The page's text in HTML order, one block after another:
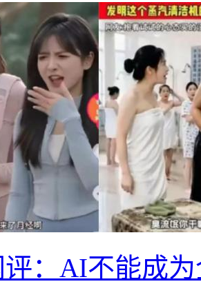
：AI不能成